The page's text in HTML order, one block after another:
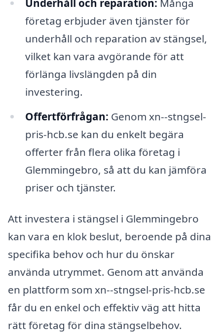
Underhåll och reparation: Många
företag erbjuder även tjänster för
underhåll och reparation av stängsel,
vilket kan vara avgörande för att
förlänga livslängden på din
investering.
Offertförfrågan: Genom xn--stngsel-
pris-hcb.se kan du enkelt begära
offerter från flera olika företag i
Glemmingebro, så att du kan jämföra
priser och tjänster.
Att investera i stängsel i Glemmingebro
kan vara en klok beslut, beroende på dina
specifika behov och hur du önskar
använda utrymmet. Genom att använda
en plattform som xn--stngsel-pris-hcb.se
får du en enkel och effektiv väg att hitta
rätt företag för dina stängselbehov.